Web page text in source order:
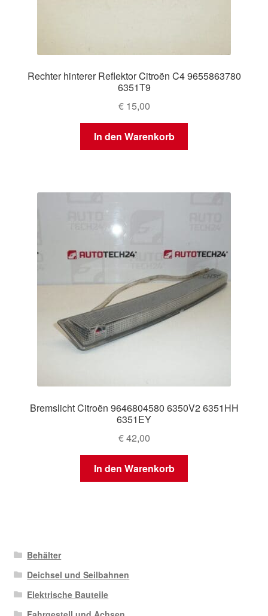
Rechter hinterer Reflektor Citroën C4 9655863780
6351T9
€15,00
In den Warenkorb
Bremslicht Citroën 9646804580 6350V2 6351HH
6351EY
€42,00
In den Warenkorb
Behälter
Deichsel und Seilbahnen
Elektrische Bauteile